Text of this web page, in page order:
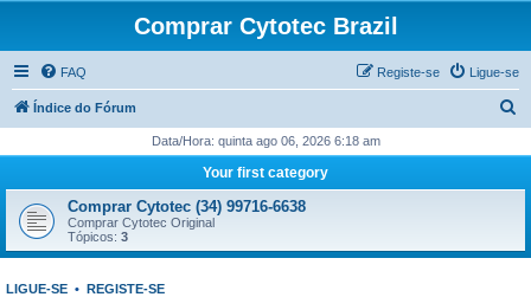
Comprar Cytotec Brazil
FAQ Ligue-se
Registe-se
Índice do Fórum
q
i
Data/Hora: quinta ago 06, 2026 6:18 am
Your first category
Comprar Cytotec (34) 99716-6638
Comprar Cytotec Original
Tópicos: 3
LIGUE-SE • REGISTE-SE